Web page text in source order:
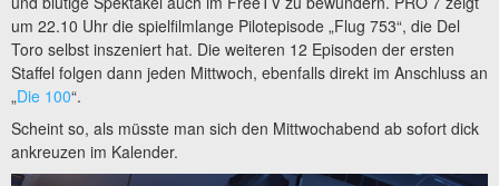
um 22.10 Uhr die spielfilmlange Pilotepisode „Flug 753“, die Del
Toro selbst inszeniert hat. Die weiteren 12 Episoden der ersten
Staffel folgen dann jeden Mittwoch, ebenfalls direkt im Anschluss an
„Die 100“.
Scheint so, als müsste man sich den Mittwochabend ab sofort dick
ankreuzen im Kalender.